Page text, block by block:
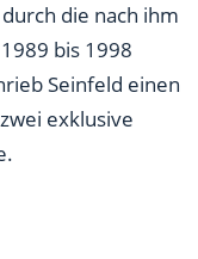
die nach ihm
bis 1998
Seinfeld einen
exklusive